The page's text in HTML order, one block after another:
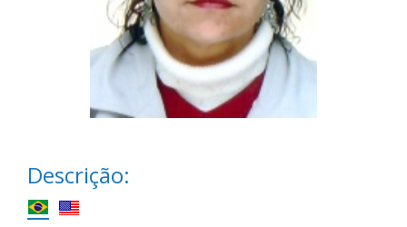
Descrição: